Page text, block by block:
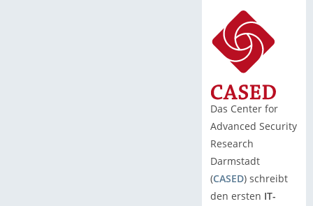
Das Center for
Advanced Security
Research
Darmstadt
(CASED) schreibt
den ersten IT-